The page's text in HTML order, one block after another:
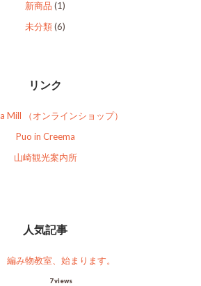
新商品 (1)
未分類(6)
リンク
Mill （オンラインショップ）
Puo in Creema
山崎観光案内所
人気記事
編み物教室、始まります。
7 views